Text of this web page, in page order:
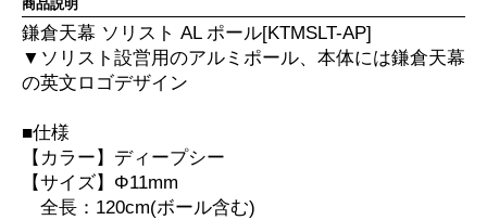
商品説明
鎌倉天幕 ソリスト AL ポール[KTMSLT-AP]
▼ソリスト設営用のアルミポール、本体には鎌倉天幕
の英文ロゴデザイン
■仕様
【カラー】ディープシー
【サイズ】Φ11mm
全長：120cm(ボール含む)